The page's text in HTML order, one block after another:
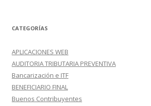
CATEGORÍAS
APLICACIONES WEB
AUDITORIA TRIBUTARIA PREVENTIVA
Bancarización e ITF
BENEFICIARIO FINAL
Buenos Contribuyentes